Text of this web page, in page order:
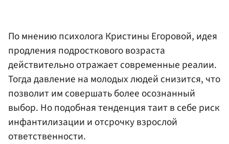
По мнению психолога Кристины Егоровой, идея
продления подросткового возраста
действительно отражает современные реалии.
Тогда давление на молодых людей снизится, что
позволит им совершать более осознанный
выбор. Но подобная тенденция таит в себе риск
инфантилизации и отсрочку взрослой
ответственности.